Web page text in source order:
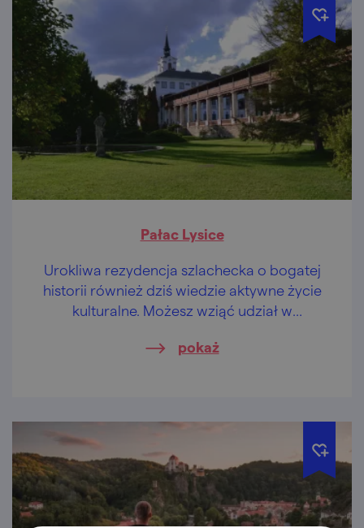
Pałac Lysice
Urokliwa rezydencja szlachecka o bogatej
historii również dziś wiedzie aktywne życie
kulturalne. Możesz wziąć udział w
ślubnych.
pokaż